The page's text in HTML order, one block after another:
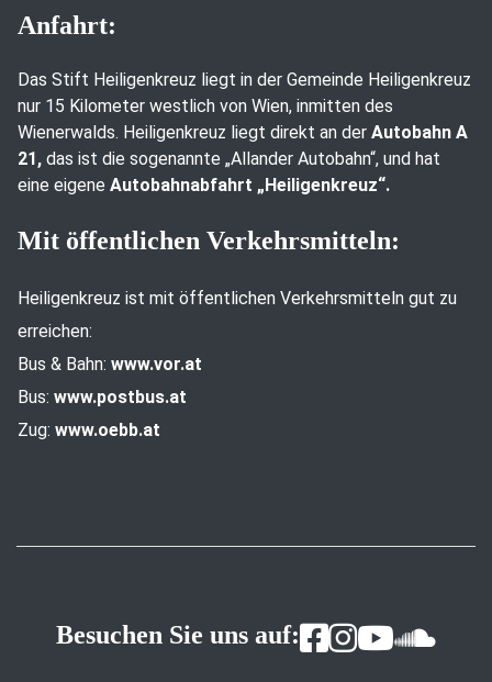
Anfahrt:
Das Stift Heiligenkreuz liegt in der Gemeinde Heiligenkreuz
nur 15 Kilometer westlich von Wien, inmitten des
Wienerwalds. Heiligenkreuz liegt direkt an der Autobahn A
21, das ist die sogenannte „Allander Autobahn“, und hat
eine eigene Autobahnabfahrt „Heiligenkreuz“.
Mit öffentlichen Verkehrsmitteln:
Heiligenkreuz ist mit öffentlichen Verkehrsmitteln gut zu
erreichen:
Bus & Bahn: www.vor.at
Bus: www.postbus.at
Zug: www.oebb.at
Besuchen Sie uns auf: